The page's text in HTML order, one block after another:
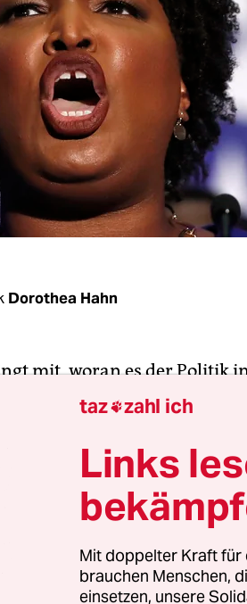
Dorothea Hahn
mit, woran es der Politik
Frau, sie ist jung, sie ist
reden und
Partei war sie schon
die 44-Jährige der
die demokratische
für das
eine große Partei eine
schicken will.
taz zahl ich
Links
Mit doppelter Kraft für
brauchen Menschen,
einsetzen, unsere